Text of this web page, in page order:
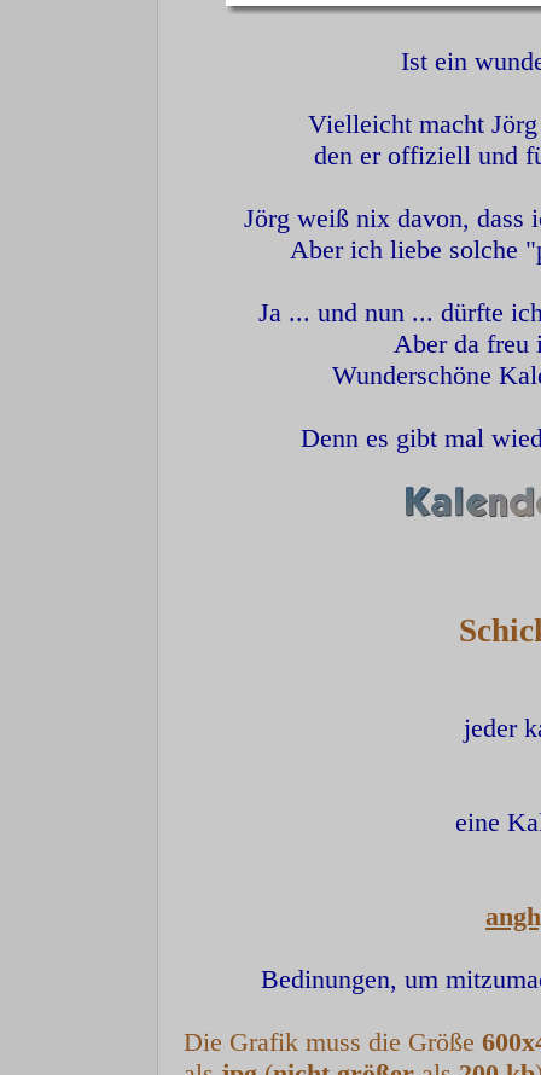
Ist ein
Vielleicht macht
den er offiziell und
Jörg weiß nix davon, dass
Aber ich liebe solche
Ja ... und nun ... dürfte
Aber da freu
Wunderschöne
Denn es gibt mal
jeder
eine
Bedinungen, um
Die Grafik muss die Größe